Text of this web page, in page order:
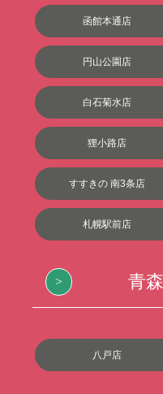
函館本通店
円山公園店
白石菊水店
狸小路店
すすきの 南3条店
札幌駅前店
青
八戸店